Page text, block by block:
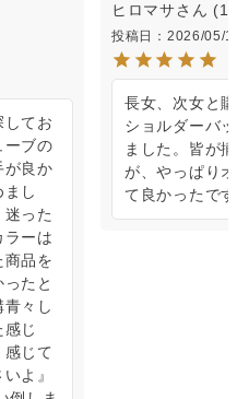
てお
ーブの
が良か
し
った
ラーは
商品を
たと
々し
じ
感じて
よ』
ヒロマサ 1
投稿日 2026/05/
長女、次女と
ショルダーバ
ました。皆が
が、やっぱり
て良かったで